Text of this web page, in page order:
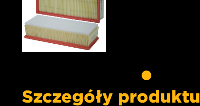
Szczegóły produktu